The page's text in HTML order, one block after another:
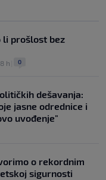
li prošlost bez
h 0
dešavanja:
jasne odrednice i
uvođenje"
o rekordnim
sigurnosti